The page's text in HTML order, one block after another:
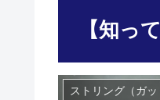
【知っ
ストリング（ガッ